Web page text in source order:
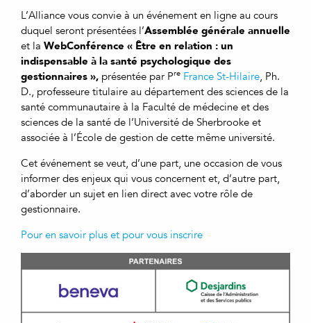
L’Alliance vous convie à un événement en ligne au cours
duquel seront présentées l’Assemblée générale annuelle
et la WebConférence « Être en relation : un
indispensable à la santé psychologique des
gestionnaires », présentée par Pre France St-Hilaire, Ph.
D., professeure titulaire au département des sciences de la
santé communautaire à la Faculté de médecine et des
sciences de la santé de l’Université de Sherbrooke et
associée à l’École de gestion de cette même université.
Cet événement se veut, d’une part, une occasion de vous
informer des enjeux qui vous concernent et, d’autre part,
d’aborder un sujet en lien direct avec votre rôle de
gestionnaire.
Pour en savoir plus et pour vous inscrire